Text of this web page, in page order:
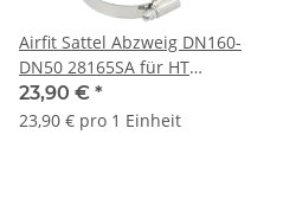
Airfit Sattel Abzweig DN160-
DN50 28165SA für HT
Abwasserrohr
23,90 € *
23,90 € pro 1 Einheit